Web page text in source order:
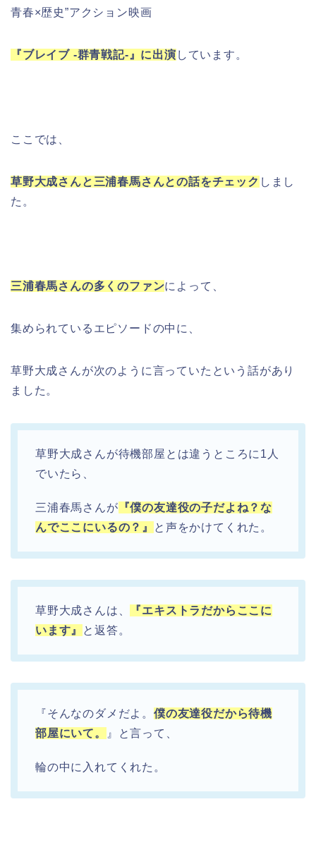
青春×歴史”アクション映画
『ブレイブ -群青戦記-』に出演 しています。
ここでは、
草野大成さんと三浦春馬さんとの話をチェック しまし
た。
三浦春馬さんの多くのファンによって、
集められているエピソードの中に、
草野大成さんが次のように言っていたという話があり
ました。
草野大成さんが待機部屋とは違うところに1人
でいたら、
三浦春馬さんが 『僕の友達役の子だよね？な
んでここにいるの？』
と声をかけてくれた。
草野大成さんは、
『エキストラだからここに
います』
と返答。
『そんなのダメだよ。 僕の友達役だから待機
部屋にいて。
』と言って、
輪の中に入れてくれた。